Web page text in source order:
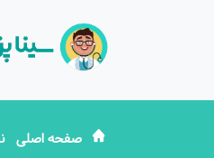
صفحه اصلی